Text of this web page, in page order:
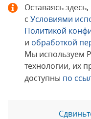
Оставаясь
с Условиями
Политикой
и обработкой
Мы используем
технологии, их
доступны по
© 1998−2026